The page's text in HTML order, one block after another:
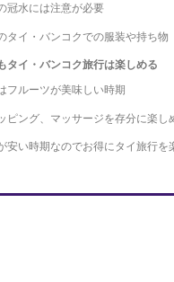
冠水には注意が必要
タイ・バンコクでの服装や持ち物
タイ・バンコク旅行は楽しめる
フルーツが美味しい時期
ピング、マッサージを存分に楽し
安い時期なのでお得にタイ旅行を